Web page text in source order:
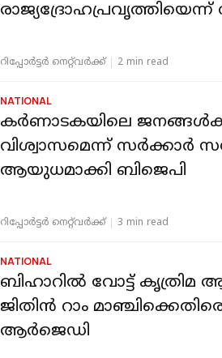
റിപ്പോർട്ടർ നെറ്റ്‌വര്‍ക്ക്‌ 2 min read
NATIONAL
കർണാടകയിലെ
വിശ്വാസമെന്ന് സർക്കാർ
ആയുധമാക്കി ബിജെപി
റിപ്പോർട്ടർ നെറ്റ്‌വര്‍ക്ക്‌ 3 min read
NATIONAL
ബിഹാറിൽ വോട്ട് കൃത്രിമ
ജിതിൻ റാം
ആർജെഡി